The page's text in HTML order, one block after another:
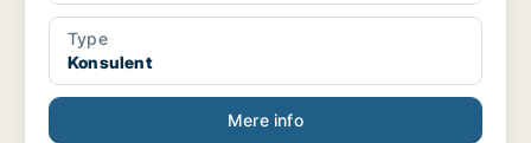
Type
Konsulent
Mere info